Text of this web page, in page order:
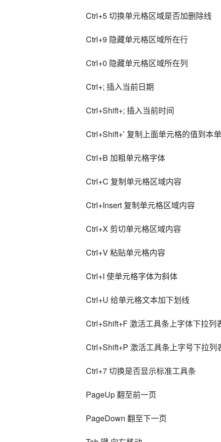
Ctrl+5 切换单元格区域是否加删除线
Ctrl+9 隐藏单元格区域所在行
Ctrl+0 隐藏单元格区域所在列
Ctrl+; 插入当前日期
Ctrl+Shift+; 插入当前时间
Ctrl+Shift+’ 复制上面单元格的值到本
Ctrl+B 加粗单元格字体
Ctrl+C 复制单元格区域内容
Ctrl+Insert 复制单元格区域内容
Ctrl+X 剪切单元格区域内容
Ctrl+V 粘贴单元格内容
Ctrl+I 使单元格字体为斜体
Ctrl+U 给单元格文本加下划线
Ctrl+Shift+F 激活工具条上字体下拉列
Ctrl+Shift+P 激活工具条上字号下拉列
Ctrl+7 切换是否显示标准工具条
PageUp 翻至前一页
PageDown 翻至下一页